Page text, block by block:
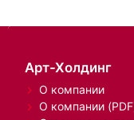
Арт-Холдинг
О компании
О компании